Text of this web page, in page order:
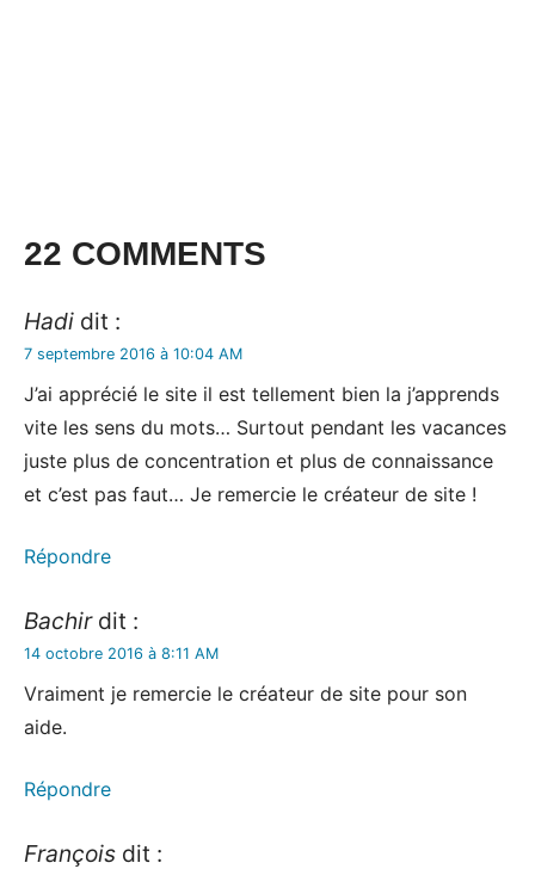
22 COMMENTS
Hadi dit :
7 septembre 2016 à 10:04 AM
J’ai apprécié le site il est tellement bien la j’apprends
vite les sens du mots… Surtout pendant les vacances
juste plus de concentration et plus de connaissance
et c’est pas faut… Je remercie le créateur de site !
Répondre
Bachir dit :
14 octobre 2016 à 8:11 AM
Vraiment je remercie le créateur de site pour son
aide.
Répondre
François dit :